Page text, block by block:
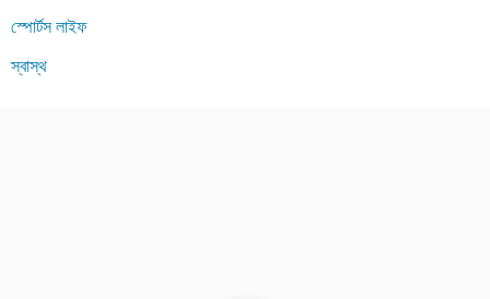
স্পোর্টস লাইফ
স্বাস্থ